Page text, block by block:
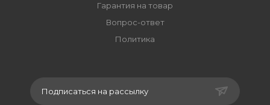
Гарантия на товар
Вопрос-ответ
Политика
Подписаться на рассылку